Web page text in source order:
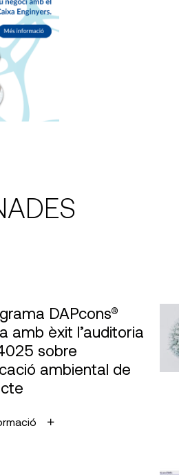
DAPcons®
amb èxit l’auditoria
sobre
ambiental de